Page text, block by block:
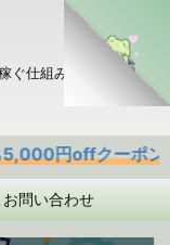
ぐ仕組みを持つ
ーポンあり
お問い合わせ